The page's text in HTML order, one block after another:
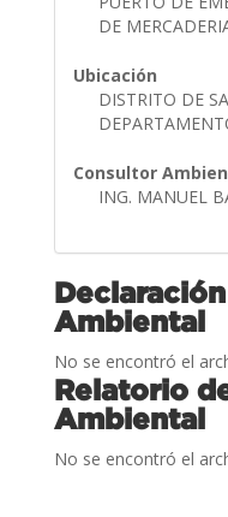
DE
Ubicación
DISTRITO DE
Consultor
ING. MANUEL
Ambiental
No se encontró el
Relatorio
Ambiental
No se encontró el